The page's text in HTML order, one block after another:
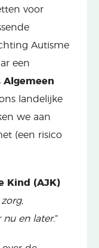
voor
Autisme
een
Algemeen
landelijke
we aan
(een risico
Kind (AJK)
nu en later.”